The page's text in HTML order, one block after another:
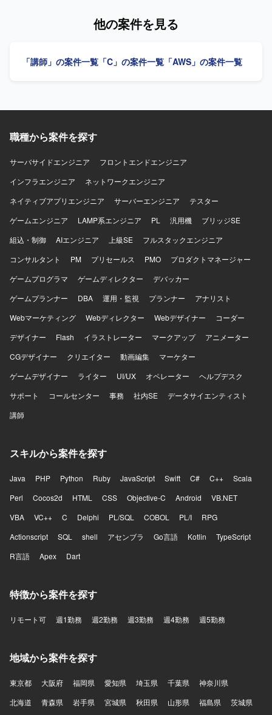
の両方での開発に柔軟に対応し、ホテル基幹システムの機
の中核となる機能開発に携わることができ、多様な要件追
他の案件を見る
「講師」の案件一覧 「C」の案件一覧 「AWS」の案件一覧
職種から案件を探す
サーバサイドエンジニア
フロントエンドエンジニア
インフラエンジニア
ネットワークエンジニア
ネイティブアプリエンジニア
サーバーエンジニア
テスター
ゲームエンジニア
LAMP系エンジニア PL 汎用機
ブリッジSE
組込・制御
AIエンジニア 上級SE
フルスタックエンジニア
コンサルタント
PM プリセールス PMO
プロダクトマネージャー
ゲームプログラマ
ゲームディレクター
デバッカー
ゲームプランナー
DBA 運用・監視 プランナー
アナリスト
Webマーケティング
Webディレクター Webデザイナー
コーダー
デザイナー
Flash イラストレーター マークアップ
アニメーター
CGデザイナー
クリエイター 動画編集
マーケター
ゲームデザイナー
ライター UI/UX オペレーター
ヘルプデスク
サポート
コールセンター 事務 社内SE
データサイエンティスト
講師
スキルから案件を探す
Java PHP Python Ruby JavaScript Swift C# C++
Scala
Perl
Cocos2d HTML CSS Objective-C Android
VB.NET
VBA
VC++ C Delphi PL/SQL COBOL PL/I
RPG
Actionscript
SQL shell アセンブラ Go言語 Kotlin
TypeScript
R言語
Apex Dart
特徴から案件を探す
リモート可 週1勤務 週2勤務 週3勤務 週4勤務 週5勤務
地域から案件を探す
東京都 大阪府 福岡県 愛知県 埼玉県 千葉県
神奈川県
北海道
青森県 岩手県 宮城県 秋田県 山形県 福島県 茨城県